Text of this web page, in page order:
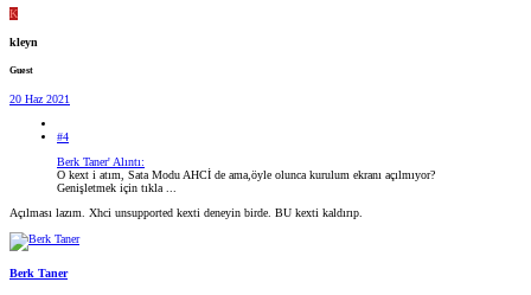
K
kleyn
Guest
20 Haz 2021
#4
Berk Taner' Alıntı:
O kext i atım, Sata Modu AHCİ de ama,öyle olunca kurulum ekranı açılmıyor?
Genişletmek için tıkla ...
Açılması lazım. Xhci unsupported kexti deneyin birde. BU kexti kaldırıp.
Berk Taner